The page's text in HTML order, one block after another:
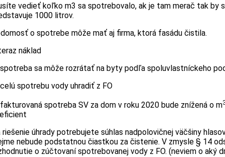
vedieť koľko m3 sa spotrebovalo, ak je tam merač tak by
1000 litrov.
o spotrebe môže mať aj firma, ktorá fasádu čistila.
náklad
sa môže rozrátať na byty podľa spoluvlastníckeho
spotrebu vody uhradiť z FO
spotreba SV za dom v roku 2020 bude znížená o m
riešenie úhrady potrebujete súhlas nadpolovičnej väčšiny
nebude podstatnou čiastkou za čistenie. V zmysle § 14
o zúčtovaní spotrebovanej vody z FO. (neviem o aký